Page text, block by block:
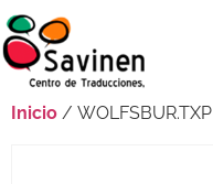
Inicio / WOLFSBUR.TXP